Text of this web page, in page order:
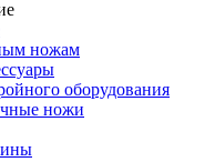
ножам
оборудования
ножи